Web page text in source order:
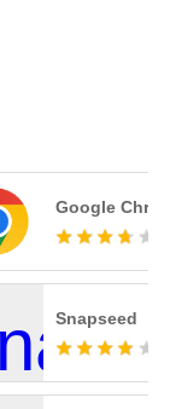
Google
Snapseed